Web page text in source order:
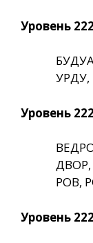
Уровень
УРДУ,
Уровень
ДВОР,
РОВ,
Уровень